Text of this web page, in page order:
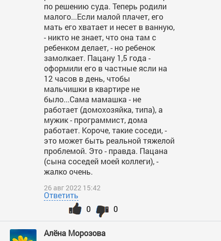
по решению суда. Теперь родили
малого...Если малой плачет, его
мать его хватает и несет в ванную,
- никто не знает, что она там с
ребенком делает, - но ребенок
замолкает. Пацану 1,5 года -
оформили его в частные ясли на
12 часов в день, чтобы
мальчишки в квартире не
было...Сама мамашка - не
работает (домохозяйка, типа), а
мужик - программист, дома
работает. Короче, такие соседи, -
это может быть реальной тяжелой
проблемой. Это - правда. Пацана
(сына соседей моей коллеги), -
жалко очень.
26 авг 2022 15:42
Ответить
0
0
Алёна Морозова